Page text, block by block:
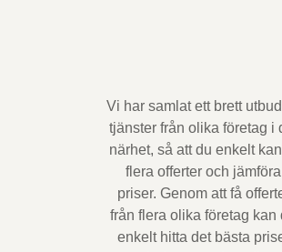
Vi har samlat ett brett
tjänster från olika företag i
närhet, så att du enkelt
flera offerter och jämföra
priser. Genom att få
från flera olika företag kan
enkelt hitta det bästa